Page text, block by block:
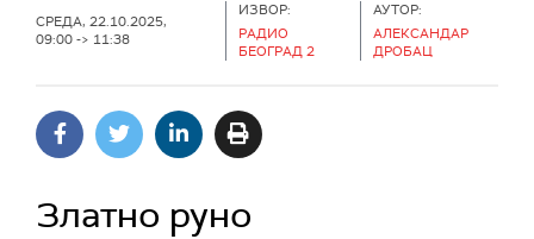
СРЕДА, 22.10.2025,
09:00 -> 11:38
ИЗВОР:
РАДИО
БЕОГРАД 2
АУТОР:
АЛЕКСАНДАР
ДРОБАЦ
Златно руно